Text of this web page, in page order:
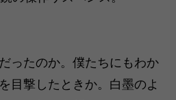
ったのか。僕たちにもわか
目撃したときか。白墨のよ